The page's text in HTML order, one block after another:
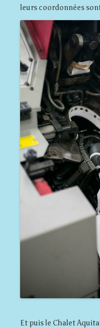
leurs coordonnées
Et puis le Chalet